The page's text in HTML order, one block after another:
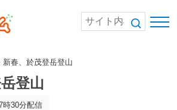
新春、於茂登岳登山
登山
時30分配信